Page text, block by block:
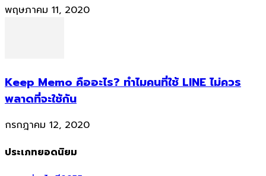
พฤษภาคม 11, 2020
Keep Memo คืออะไร? ทำไมคนที่ใช้ LINE ไม่ควร
พลาดที่จะใช้กัน
กรกฎาคม 12, 2020
ประเภทยอดนิยม